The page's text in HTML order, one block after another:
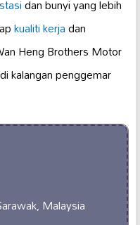
dan bunyi yang lebih
kualiti kerjadan
Heng Brothers Motor
kalangan penggemar
Malaysia